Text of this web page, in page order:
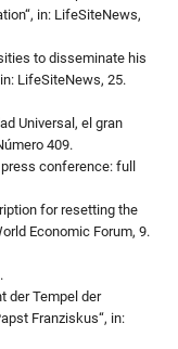
in: LifeSiteNews,
to disseminate his
in: LifeSiteNews, 25.
Universal, el gran
409.
press conference: full
for resetting the
Economic Forum, 9.
der Tempel der
Franziskus“, in: